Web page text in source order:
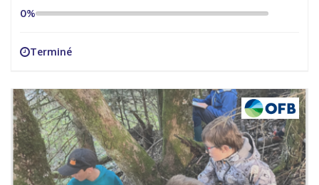
0%
Terminé